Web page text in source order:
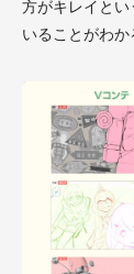
方がキレイと
いることがわか